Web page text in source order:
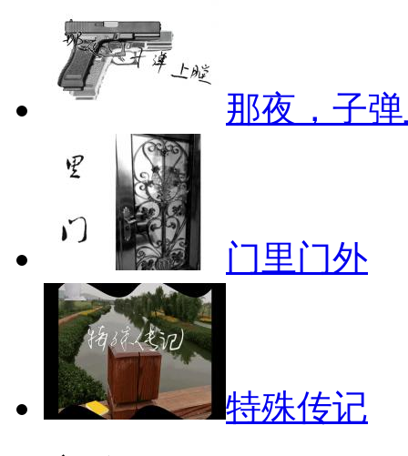
那夜，子
门里门外
特殊传记